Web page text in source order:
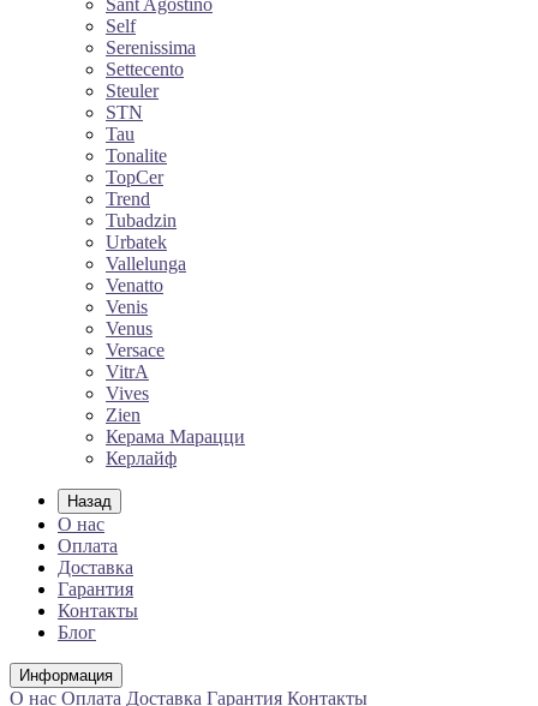
Sant Agostino
Self
Serenissima
Settecento
Steuler
STN
Tau
Tonalite
TopCer
Trend
Tubadzin
Urbatek
Vallelunga
Venatto
Venis
Venus
Versace
VitrA
Vives
Zien
Керама Марацци
Керлайф
Назад
О нас
Оплата
Доставка
Гарантия
Контакты
Блог
Информация
О нас Оплата Доставка Гарантия Контакты